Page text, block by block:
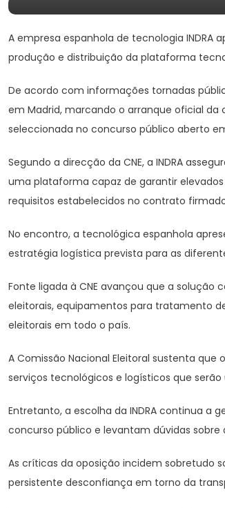
A empresa espanhola de tecnologia INDRA
produção e distribuição da plataforma
De acordo com informações tornadas
em Madrid, marcando o arranque oficial
seleccionada no concurso público aberto
Segundo a direcção da CNE, a INDRA
uma plataforma capaz de garantir
requisitos estabelecidos no contrato
No encontro, a tecnológica espanhola
estratégia logística prevista para as
Fonte ligada à CNE avançou que a
eleitorais, equipamentos para tratamento
eleitorais em todo o país.
A Comissão Nacional Eleitoral sustenta
serviços tecnológicos e logísticos que
Entretanto, a escolha da INDRA continua a
concurso público e levantam dúvidas
As críticas da oposição incidem sobretudo
persistente desconfiança em torno da